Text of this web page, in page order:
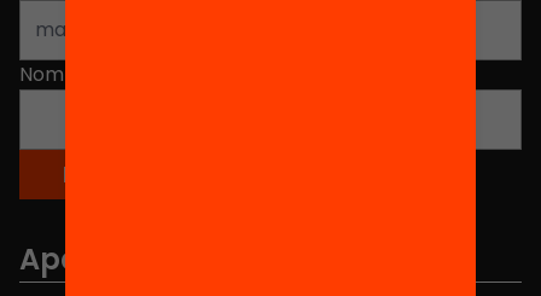
Nombre
Apartados